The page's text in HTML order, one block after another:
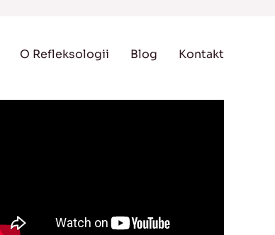
O Refleksologii Blog Kontakt